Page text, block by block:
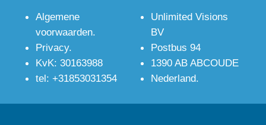
Algemene
voorwaarden.
Privacy.
KvK: 30163988
tel: +31853031354
Unlimited Visions
BV
Postbus 94
1390 AB ABCOUDE
Nederland.